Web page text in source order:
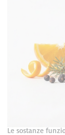
Fango a base di
estratto di
arancio, limone
ingredienti
rubefacente, e il
Le sostanze